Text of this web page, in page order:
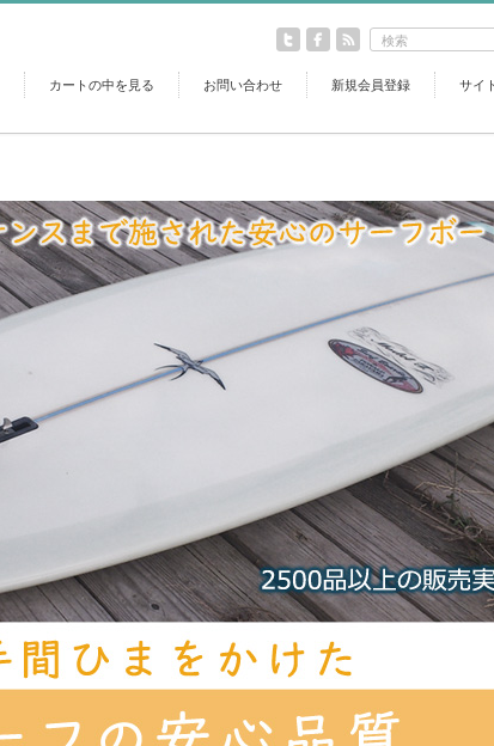
カートの中を見る お問い合わせ 新規会員登録 サイ